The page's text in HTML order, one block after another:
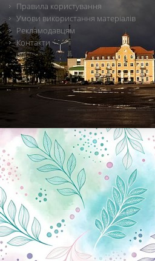
Правила користування
Умови використання матеріалів
Рекламодавцям
Контакти
Новини Чернігова, Чернігівські новини, Чернігівський формат, новини Чернігова, події в